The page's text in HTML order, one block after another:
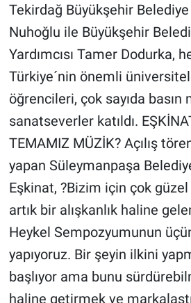
Tekirdağ Büyükşehir
Nuhoğlu ile Büyükşehir
Yardımcısı Tamer Dodurka,
Türkiye´nin önemli
öğrencileri, çok sayıda basın
sanatseverler katıldı.
TEMAMIZ MÜZİK? Açılış
yapan Süleymanpaşa
Eşkinat, ?Bizim için çok
artık bir alışkanlık haline
Heykel Sempozyumunun
yapıyoruz. Bir şeyin ilkini
başlıyor ama bunu
haline getirmek ve